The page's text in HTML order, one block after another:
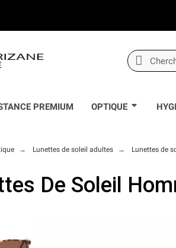
PREMIUM OPTIQUE
Lunettes de soleil adultes Lunettes de
De Soleil